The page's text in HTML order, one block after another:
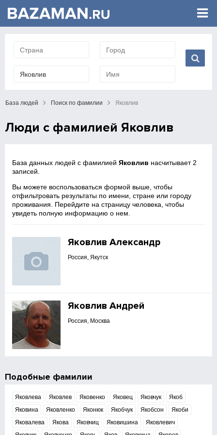
База людей Поиск по фамилии Яковлив
Люди с фамилией Яковлив
База данных людей с фамилиейЯковлив насчитывает 2
записей.
Вы можете воспользоваться формой выше, чтобы
отфильтровать результаты по имени, стране или городу
проживания. Перейдите на страницу человека, чтобы
увидеть полную информацию о нем.
Яковлив Александр
Россия, Якутск
Яковлив Андрей
Россия, Москва
Подобные фамилии
Яковлева Яковлев Яковенко Яковец Яковчук
Якоб
Яковина
Яковленко Яконюк Якобчук Якобсон
Якоби
Яковалева
Якова Яковчиц Яковишина
Яковлевич